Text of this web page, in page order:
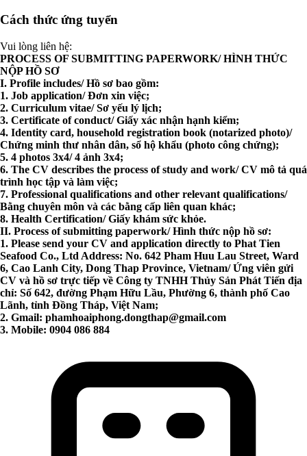
Cách thức ứng tuyển
Vui lòng liên hệ:
PROCESS OF SUBMITTING PAPERWORK/ HÌNH THỨC
NỘP HỒ SƠ
I. Profile includes/ Hồ sơ bao gồm:
1. Job application/ Đơn xin việc;
2. Curriculum vitae/ Sơ yếu lý lịch;
3. Certificate of conduct/ Giấy xác nhận hạnh kiểm;
4. Identity card, household registration book (notarized photo)/
Chứng minh thư nhân dân, sổ hộ khẩu (photo công chứng);
5. 4 photos 3x4/ 4 ảnh 3x4;
6. The CV describes the process of study and work/ CV mô tả quá
trình học tập và làm việc;
7. Professional qualifications and other relevant qualifications/
Bằng chuyên môn và các bằng cấp liên quan khác;
8. Health Certification/ Giấy khám sức khỏe.
II. Process of submitting paperwork/ Hình thức nộp hồ sơ:
1. Please send your CV and application directly to Phat Tien
Seafood Co., Ltd Address: No. 642 Pham Huu Lau Street, Ward
6, Cao Lanh City, Dong Thap Province, Vietnam/ Ứng viên gửi
CV và hồ sơ trực tiếp về Công ty TNHH Thủy Sản Phát Tiến địa
chỉ: Số 642, đường Phạm Hữu Lầu, Phường 6, thành phố Cao
Lãnh, tỉnh Đồng Tháp, Việt Nam;
2. Gmail: phamhoaiphong.dongthap@gmail.com
3. Mobile: 0904 086 884